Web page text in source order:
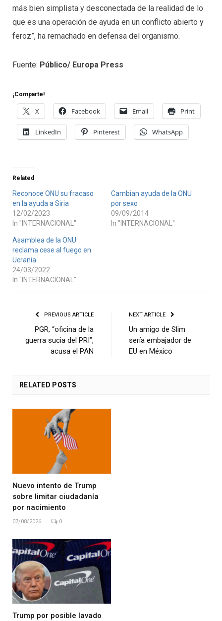
más bien simplista y desconectada de la realidad de lo
que es una operación de ayuda en un conflicto abierto y
feroz”, ha remachado en defensa del organismo.
Fuente: Público/ Europa Press
¡Comparte!
X Facebook Email Print
LinkedIn Pinterest WhatsApp
Related
Reconoce ONU su fracaso
en la ayuda a Siria
12/02/2023
In "INTERNACIONAL"
Cambian ayuda de la ONU
por sexo
09/09/2014
In "INTERNACIONAL"
Asamblea de la ONU
reclama cese al fuego en
Ucrania
24/03/2022
In "INTERNACIONAL"
PREVIOUS ARTICLE
PGR, “oficina de la
guerra sucia del PRI”,
acusa el PAN
NEXT ARTICLE
Un amigo de Slim
sería embajador de
EU en México
RELATED POSTS
Nuevo intento de Trump
sobre limitar ciudadanía
por nacimiento
07/08/2026 0
Trump por posible lavado